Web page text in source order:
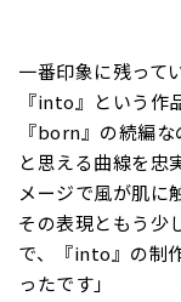
一番印象に残って
『into』という作
『born』の続編
と思える曲線を忠
メージで風が肌に
その表現ともう少
で、『into』の制
ったです」